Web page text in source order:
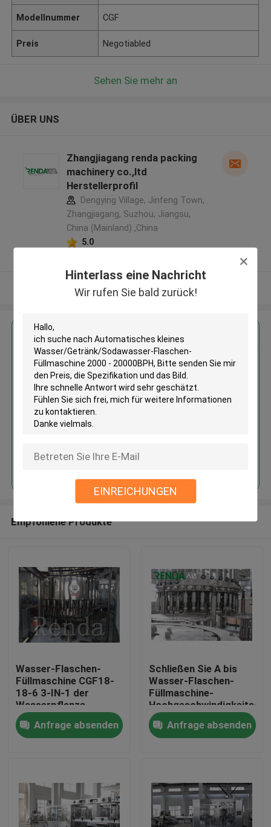
Hinterlass eine Nachricht
Wir rufen Sie bald zurück!
EINREICHUNGEN
Produkte
Über uns
Modellnummer CGF
Preis Negotiabled
Sehen Sie mehr an
ÜBER UNS
Zhangjiagang renda packing
machinery co.,ltd
Herstellerprofil
Dengying Village, Jinfeng Town,
Zhangjiagang, Suzhou, Jiangsu,
China (Mainland) ,China
5.0
Sehen Sie mehr an
Erhalten Sie den besten Preis für
Automatisches kleines
Wasser/Getränk/Sodawasser-
Flaschen-Füllmaschine 2000 -
Fortsetzen
Empfohlene Produkte
Wasser-Flaschen-
Füllmaschine CGF18-
18-6 3-IN-1 der
Wasserpflanze-
10000BPH
automatische
Anfrage absenden
Schließen Sie A bis
Wasser-Flaschen-
Füllmaschine-
5000 Z automatisches
bph abAnfrage absenden